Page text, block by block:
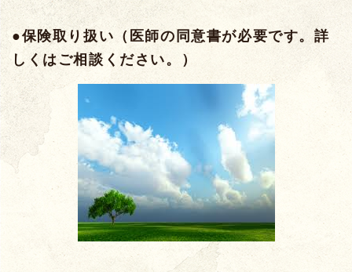
●保険取り扱い（医師の同意書が必要です。詳
しくはご相談ください。）